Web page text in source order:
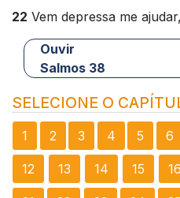
22 Vem depressa me
Ouvir
Salmos 38
SELECIONE O
1 2 3 4 5 6
12 13 14 15 16